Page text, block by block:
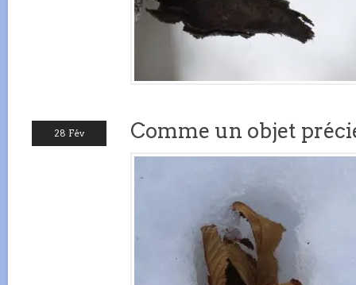
28 Fév Comme un objet